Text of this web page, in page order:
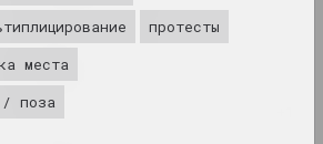
Глеб Ковальский, Кирилл Машека
Братья
протесты
места
/ поза